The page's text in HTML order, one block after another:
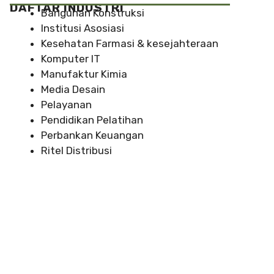
DAFTAR INDUSTRI
Bangunan Konstruksi
Institusi Asosiasi
Kesehatan Farmasi & kesejahteraan
Komputer IT
Manufaktur Kimia
Media Desain
Pelayanan
Pendidikan Pelatihan
Perbankan Keuangan
Ritel Distribusi